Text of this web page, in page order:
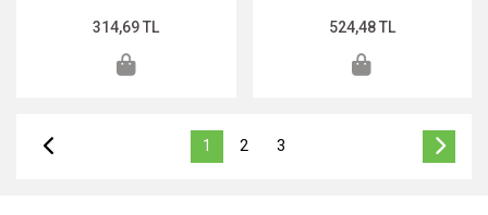
314,69 TL 524,48 TL
1 2 3